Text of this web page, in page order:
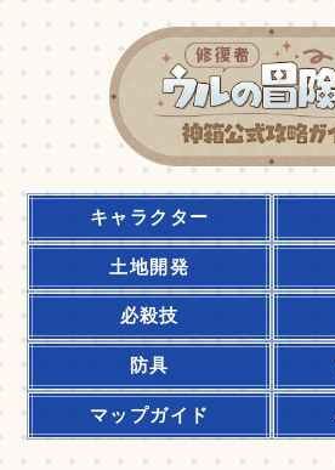
キャラクター
土地開発
必殺技
防具
マップガイド